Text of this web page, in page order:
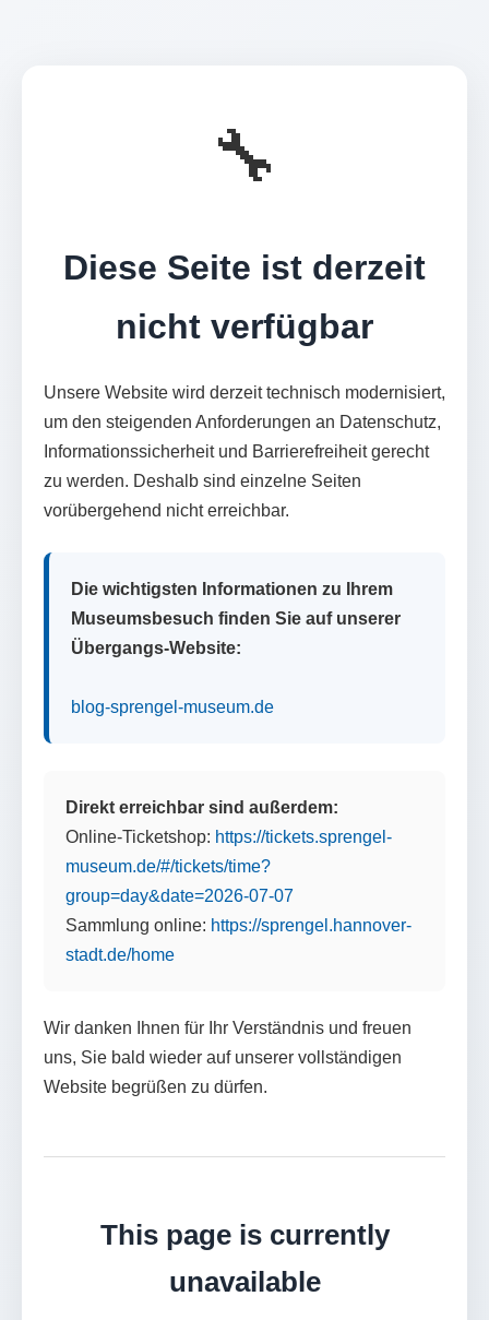
🔧
Diese Seite ist derzeit
nicht verfügbar
Unsere Website wird derzeit technisch modernisiert,
um den steigenden Anforderungen an Datenschutz,
Informationssicherheit und Barrierefreiheit gerecht
zu werden. Deshalb sind einzelne Seiten
vorübergehend nicht erreichbar.
Die wichtigsten Informationen zu Ihrem
Museumsbesuch finden Sie auf unserer
Übergangs-Website:
blog-sprengel-museum.de
Direkt erreichbar sind außerdem:
Online-Ticketshop: https://tickets.sprengel-
museum.de/#/tickets/time?
group=day&date=2026-07-07
Sammlung online: https://sprengel.hannover-
stadt.de/home
Wir danken Ihnen für Ihr Verständnis und freuen
uns, Sie bald wieder auf unserer vollständigen
Website begrüßen zu dürfen.
This page is currently
unavailable